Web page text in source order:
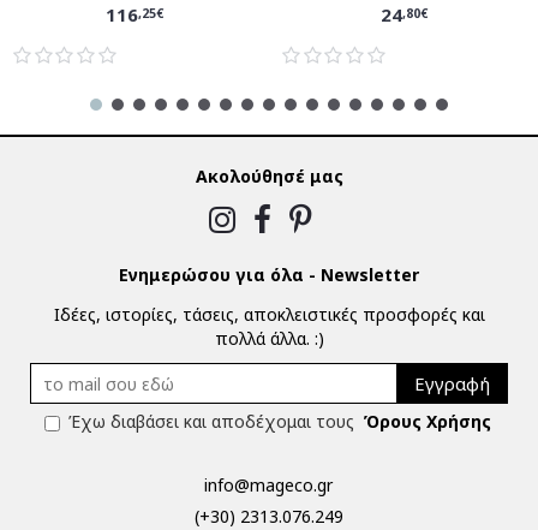
116,25€ 24,80€
Ακολούθησέ μας
Ενημερώσου για όλα - Newsletter
Ιδέες, ιστορίες, τάσεις, αποκλειστικές προσφορές και
πολλά άλλα. :)
Εγγραφή
Έχω διαβάσει και αποδέχομαι τους Όρους Χρήσης
info@mageco.gr
(+30) 2313.076.249